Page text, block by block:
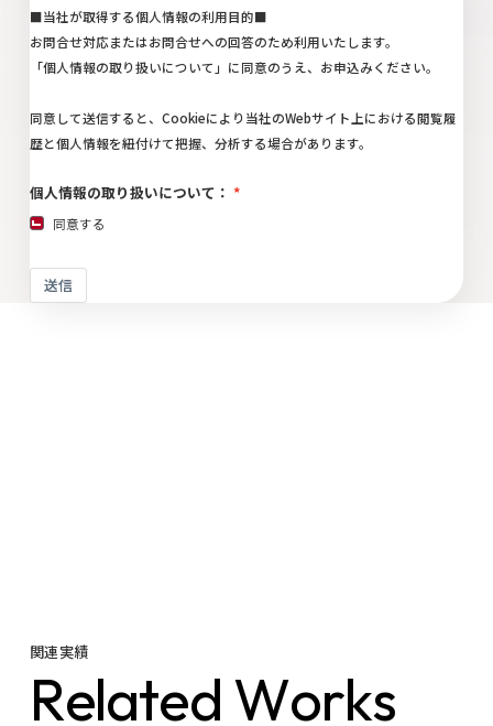
■当社が取得する個人情報の利用目的■
お問合せ対応またはお問合せへの回答のため利用いたします。
「個人情報の取り扱いについて 」に同意のうえ、お申込みください。
同意して送信すると、Cookieにより当社のWebサイト上における閲覧履
歴と個人情報を紐付けて把握、分析する場合があります。
個人情報の取り扱いについて：
同意する
送信
関連実績
RelatedWorks